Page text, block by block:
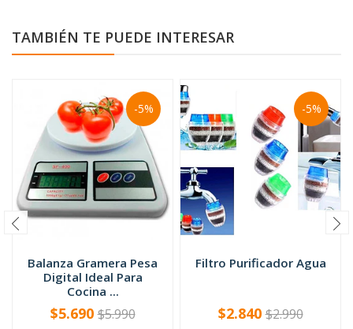
TAMBIÉN TE PUEDE INTERESAR
-5%
Balanza Gramera Pesa
Digital Ideal Para
Cocina ...
+
$5.690$5.990
-5%
Filtro Purificador Agua
+
$2.840$2.990